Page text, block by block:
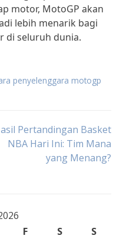
motor, MotoGP akan
lebih menarik bagi
di seluruh dunia.
penyelenggara motogp
Pertandingan Basket
NBA Hari Ini: Tim Mana
yang Menang?
F S
S